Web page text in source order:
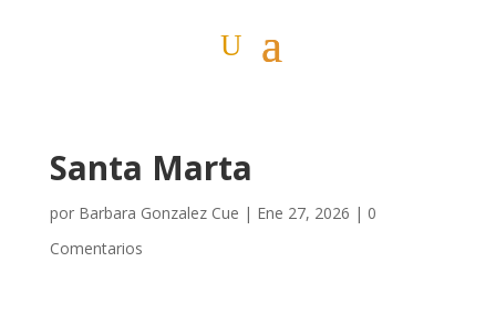
Santa Marta
por Barbara Gonzalez Cue | Ene 27, 2026 | 0
Comentarios